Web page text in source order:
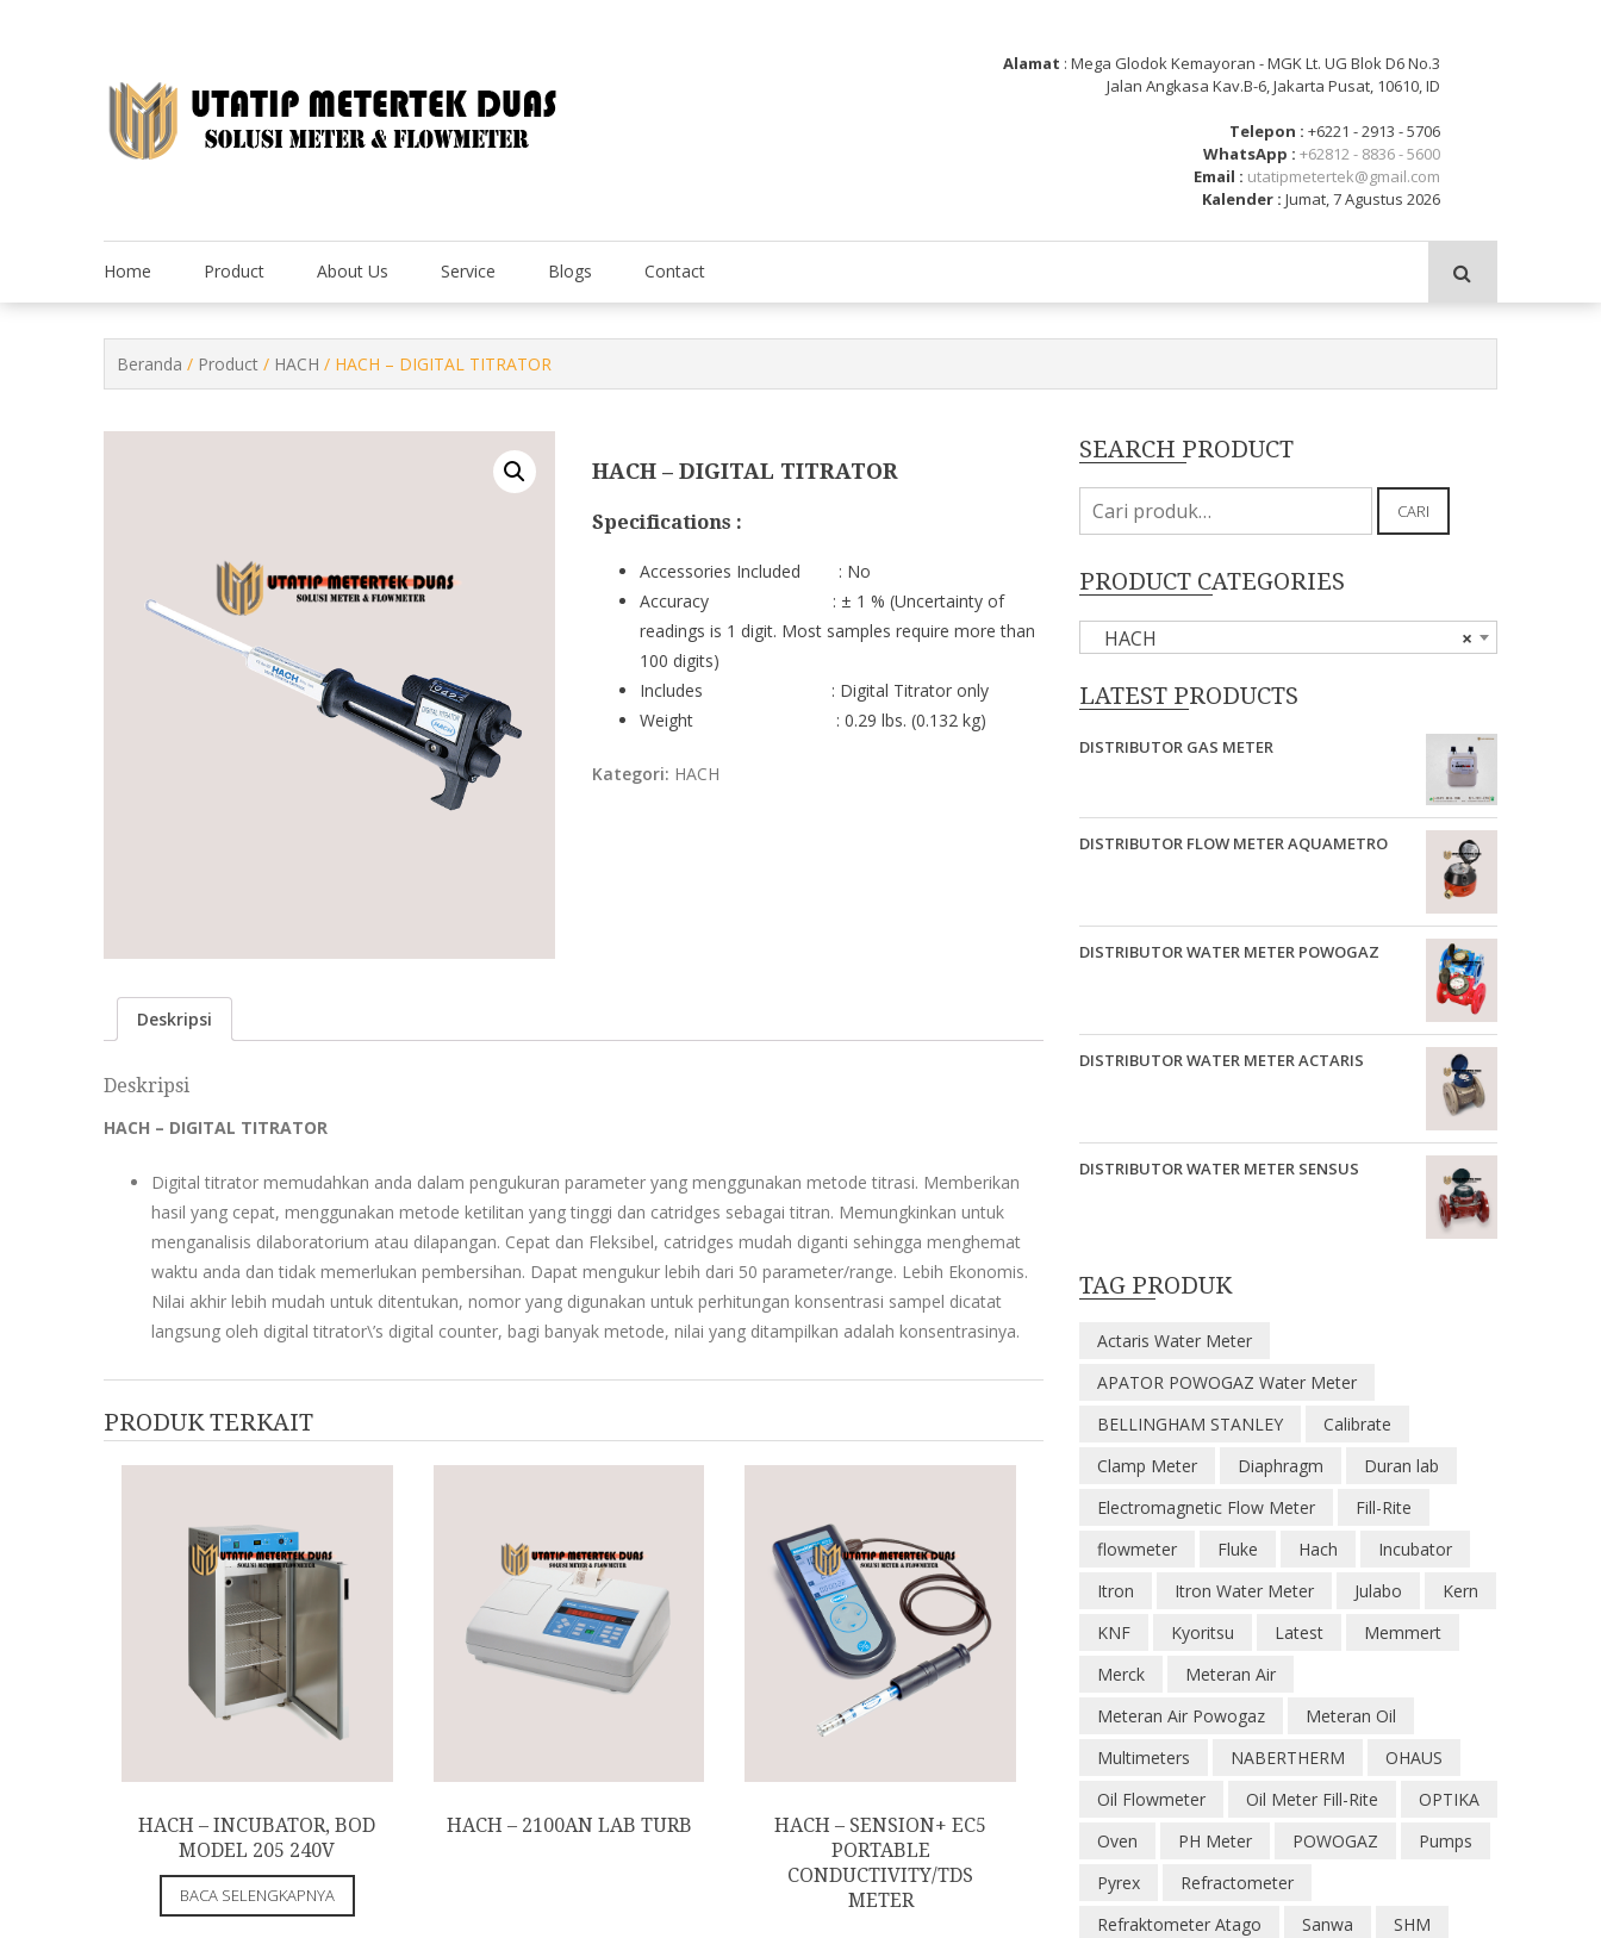
Alamat : Mega Glodok Kemayoran - MGK Lt. UG Blok D6 No.3
Jalan Angkasa Kav.B-6, Jakarta Pusat, 10610, ID
Telepon : +6221 - 2913 - 5706
WhatsApp : +62812 - 8836 - 5600
Email : utatipmetertek@gmail.com
Kalender : Jumat, 7 Agustus 2026
Home Product About Us Service Blogs Contact
Beranda / Product / HACH / HACH – DIGITAL TITRATOR
HACH – DIGITAL TITRATOR
Specifications :
Accessories Included : No
Accuracy : ± 1 % (Uncertainty of
readings is 1 digit. Most samples require more than
100 digits)
Includes : Digital Titrator only
Weight : 0.29 lbs. (0.132 kg)
Kategori: HACH
Deskripsi
Deskripsi
HACH – DIGITAL TITRATOR
Digital titrator memudahkan anda dalam pengukuran parameter yang menggunakan metode titrasi. Memberikan
hasil yang cepat, menggunakan metode ketilitan yang tinggi dan catridges sebagai titran. Memungkinkan untuk
menganalisis dilaboratorium atau dilapangan. Cepat dan Fleksibel, catridges mudah diganti sehingga menghemat
waktu anda dan tidak memerlukan pembersihan. Dapat mengukur lebih dari 50 parameter/range. Lebih Ekonomis.
Nilai akhir lebih mudah untuk ditentukan, nomor yang digunakan untuk perhitungan konsentrasi sampel dicatat
langsung oleh digital titrator\’s digital counter, bagi banyak metode, nilai yang ditampilkan adalah konsentrasinya.
PRODUK TERKAIT
HACH – INCUBATOR, BOD
MODEL 205 240V
BACA SELENGKAPNYA
HACH – 2100AN LAB TURB
HACH – SENSION+ EC5
PORTABLE
CONDUCTIVITY/TDS
METER
SEARCH PRODUCT
Pencarian
untuk:
CARI
PRODUCT CATEGORIES
×
HACH
LATEST PRODUCTS
DISTRIBUTOR GAS METER
DISTRIBUTOR FLOW METER AQUAMETRO
DISTRIBUTOR WATER METER POWOGAZ
DISTRIBUTOR WATER METER ACTARIS
DISTRIBUTOR WATER METER SENSUS
TAG PRODUK
Actaris Water Meter
APATOR POWOGAZ Water Meter
BELLINGHAM STANLEY
Calibrate
Clamp Meter
Diaphragm
Duran lab
Electromagnetic Flow Meter
Fill-Rite
flowmeter
Fluke Hach
Incubator
Itron
Itron Water Meter Julabo
Kern
KNF
Kyoritsu Latest
Memmert
Merck
Meteran Air
Meteran Air Powogaz
Meteran Oil
Multimeters
NABERTHERM
OHAUS
Oil Flowmeter
Oil Meter Fill-Rite
OPTIKA
Oven
PH Meter POWOGAZ
Pumps
Pyrex
Refractometer
Refraktometer Atago
Sanwa
SHM